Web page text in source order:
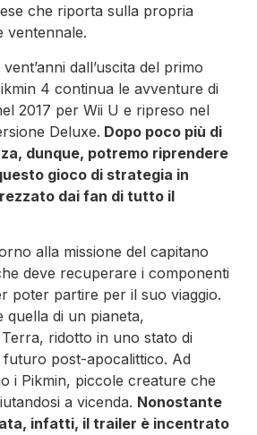
che riporta sulla propria
ventennale.
dall’uscita del primo
4 continua le avventure di
2017 per Wii U e ripreso nel
Deluxe. Dopo poco più di
dunque, potremo riprendere
gioco di strategia in
dai fan di tutto il
alla missione del capitano
deve recuperare i componenti
poter partire per il suo viaggio.
quella di un pianeta,
ridotto in uno stato di
post-apocalittico. Ad
i Pikmin, piccole creature che
a vicenda. Nonostante
infatti, il trailer è incentrato